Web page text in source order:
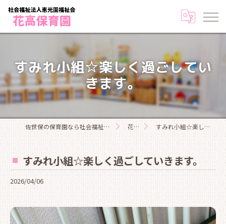
すみれ小組☆楽しく過ごしてい
きます。
佐世保の保育園なら社会福祉法人恵光園福祉会花高保育園 花高日記 すみれ小組☆楽しく過ごしていきます。
すみれ小組☆楽しく過ごしていきます。
2026/04/06